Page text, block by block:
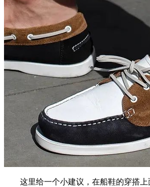
这里给一个小建议，在船鞋的穿搭上